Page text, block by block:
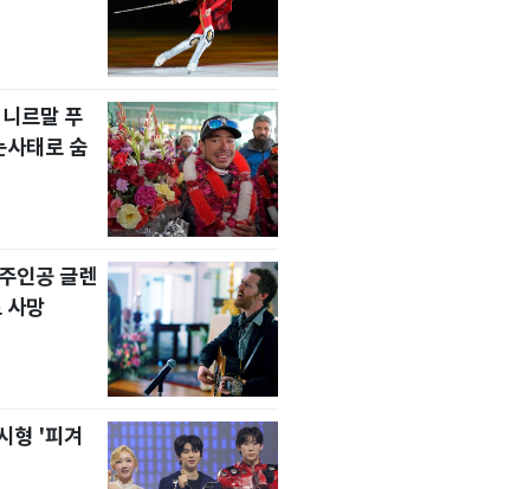
르말 푸
태로 숨
인공 글렌
사망
형 '피겨